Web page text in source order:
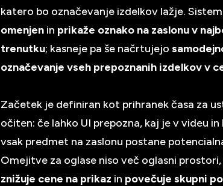
katero bo označevanje izdelkov lažje.
omenjen in prikaže oznako na zaslonu v
trenutku; kasneje pa še načrtujejo
označevanje vseh prepoznanih izdelkov v
Začetek je definiran kot prihranek časa za
očiten: če lahko UI prepozna, kaj je v videu
vsak predmet na zaslonu postane
Omejitve za oglase niso več oglasni
znižuje cene na prikaz in povečuje skupni